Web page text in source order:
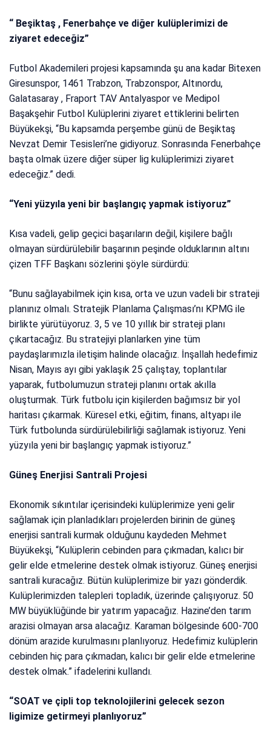
“ Beşiktaş , Fenerbahçe ve diğer kulüplerimizi de
ziyaret edeceğiz”
Futbol Akademileri projesi kapsamında şu ana kadar Bitexen
Giresunspor, 1461 Trabzon, Trabzonspor, Altınordu,
Galatasaray , Fraport TAV Antalyaspor ve Medipol
Başakşehir Futbol Kulüplerini ziyaret ettiklerini belirten
Büyükekşi, “Bu kapsamda perşembe günü de Beşiktaş
Nevzat Demir Tesisleri’ne gidiyoruz. Sonrasında Fenerbahçe
başta olmak üzere diğer süper lig kulüplerimizi ziyaret
edeceğiz.” dedi.
“Yeni yüzyıla yeni bir başlangıç yapmak istiyoruz”
Kısa vadeli, gelip geçici başarıların değil, kişilere bağlı
olmayan sürdürülebilir başarının peşinde olduklarının altını
çizen TFF Başkanı sözlerini şöyle sürdürdü:
“Bunu sağlayabilmek için kısa, orta ve uzun vadeli bir strateji
planınız olmalı. Stratejik Planlama Çalışması’nı KPMG ile
birlikte yürütüyoruz. 3, 5 ve 10 yıllık bir strateji planı
çıkartacağız. Bu stratejiyi planlarken yine tüm
paydaşlarımızla iletişim halinde olacağız. İnşallah hedefimiz
Nisan, Mayıs ayı gibi yaklaşık 25 çalıştay, toplantılar
yaparak, futbolumuzun strateji planını ortak akılla
oluşturmak. Türk futbolu için kişilerden bağımsız bir yol
haritası çıkarmak. Küresel etki, eğitim, finans, altyapı ile
Türk futbolunda sürdürülebilirliği sağlamak istiyoruz. Yeni
yüzyıla yeni bir başlangıç yapmak istiyoruz.”
Güneş Enerjisi Santrali Projesi
Ekonomik sıkıntılar içerisindeki kulüplerimize yeni gelir
sağlamak için planladıkları projelerden birinin de güneş
enerjisi santrali kurmak olduğunu kaydeden Mehmet
Büyükekşi, “Kulüplerin cebinden para çıkmadan, kalıcı bir
gelir elde etmelerine destek olmak istiyoruz. Güneş enerjisi
santrali kuracağız. Bütün kulüplerimize bir yazı gönderdik.
Kulüplerimizden talepleri topladık, üzerinde çalışıyoruz. 50
MW büyüklüğünde bir yatırım yapacağız. Hazine’den tarım
arazisi olmayan arsa alacağız. Karaman bölgesinde 600-700
dönüm arazide kurulmasını planlıyoruz. Hedefimiz kulüplerin
cebinden hiç para çıkmadan, kalıcı bir gelir elde etmelerine
destek olmak.” ifadelerini kullandı.
“SOAT ve çipli top teknolojilerini gelecek sezon
ligimize getirmeyi planlıyoruz”